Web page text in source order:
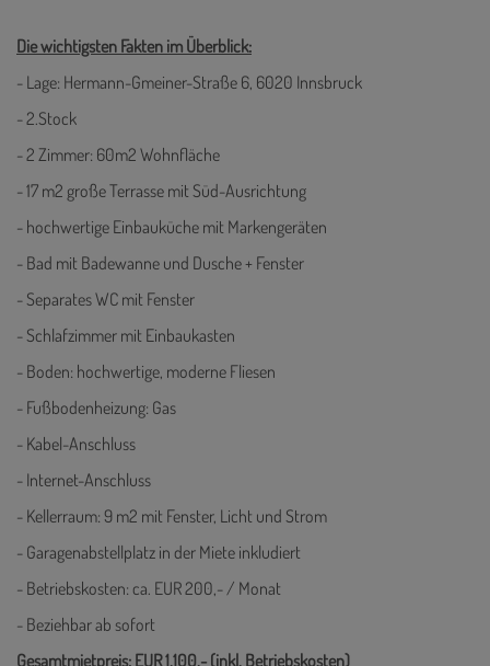
Die wichtigsten Fakten im Überblick:
- Lage: Hermann-Gmeiner-Straße 6, 6020 Innsbruck
- 2.Stock
- 2 Zimmer: 60m2 Wohnfläche
- 17 m2 große Terrasse mit Süd-Ausrichtung
- hochwertige Einbauküche mit Markengeräten
- Bad mit Badewanne und Dusche + Fenster
- Separates WC mit Fenster
- Schlafzimmer mit Einbaukasten
- Boden: hochwertige, moderne Fliesen
- Fußbodenheizung: Gas
- Kabel-Anschluss
- Internet-Anschluss
- Kellerraum: 9 m2 mit Fenster, Licht und Strom
- Garagenabstellplatz in der Miete inkludiert
- Betriebskosten: ca. EUR 200,- / Monat
- Beziehbar ab sofort
Gesamtmietpreis: EUR 1.100.- (inkl. Betriebskosten)